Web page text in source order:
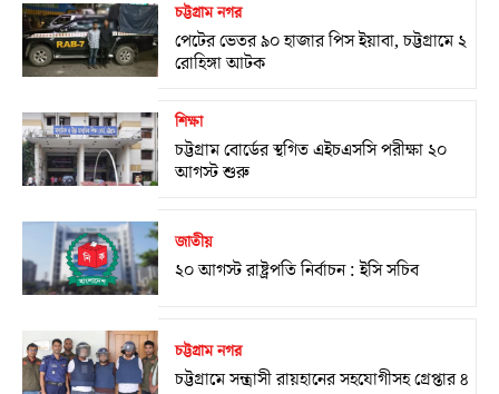
চট্টগ্রাম নগর
পেটের ভেতর ৯০ হাজার পিস ইয়াবা, চট্টগ্রামে ২
রোহিঙ্গা আটক
শিক্ষা
চট্টগ্রাম বোর্ডের স্থগিত এইচএসসি পরীক্ষা ২০
আগস্ট শুরু
জাতীয়
২০ আগস্ট রাষ্ট্রপতি নির্বাচন : ইসি সচিব
চট্টগ্রাম নগর
চট্টগ্রামে সন্ত্রাসী রায়হানের সহযোগীসহ গ্রেপ্তার ৪